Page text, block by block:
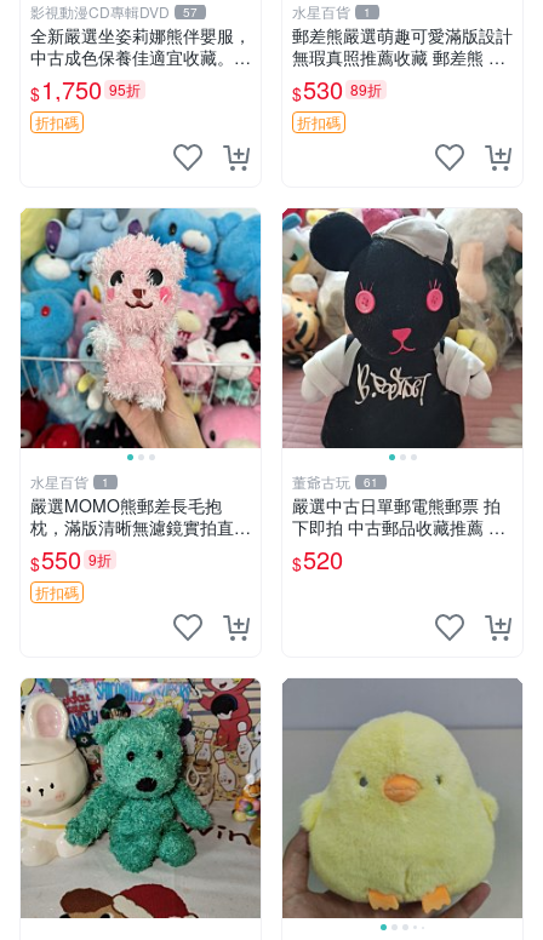
影視動漫CD專輯DVD 57
全新嚴選坐姿莉娜熊伴嬰服，
中古成色保養佳適宜收藏。無
盒子但品質完好，快速出貨。
建議入手！ 中古 玩偶 滬漫
$1,750 95折
折扣碼
水星百貨 1
郵差熊嚴選萌趣可愛滿版設計
無瑕真照推薦收藏 郵差熊 熊
抱枕 紅薯啵啵間
$530 89折
折扣碼
水星百貨 1
嚴選MOMO熊郵差長毛抱
枕，滿版清晰無濾鏡實拍直
銷。每周新品到貨，不容錯
過！ 郵差熊 長毛 抱枕
$550 9折
折扣碼
董爺古玩 61
嚴選中古日單郵電熊郵票 拍
下即拍 中古郵品收藏推薦 郵
票 郵電熊 日本
$520